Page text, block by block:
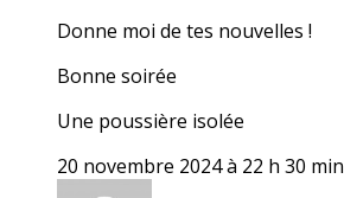
Donne moi de tes nouvelles !
Bonne soirée
Une poussière isolée
20 novembre 2024 à 22 h 30 min